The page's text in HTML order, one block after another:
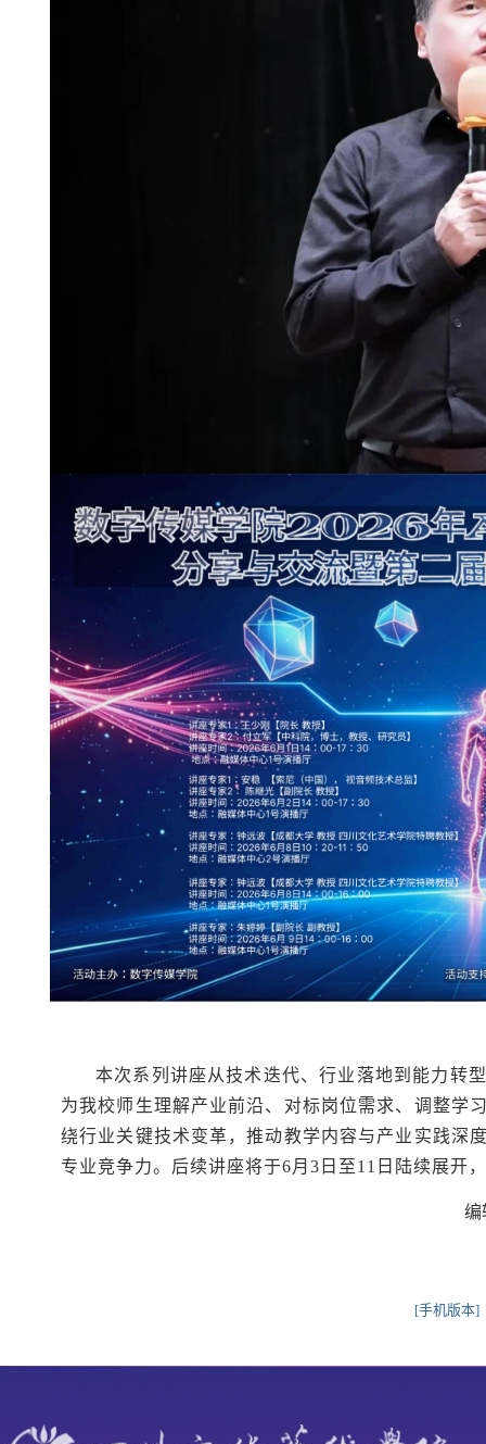
本次系列讲座从技术迭代、行业落地到能力转
为我校师生理解产业前沿、对标岗位需求、调整学
绕行业关键技术变革，推动教学内容与产业实践深
专业竞争力。后续讲座将于6月3日至11日陆续展开
编
[手机版本]